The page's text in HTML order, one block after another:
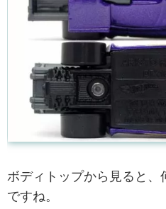
ボディトップから見ると、
ですね。